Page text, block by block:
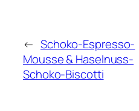
← Schoko-Espresso-
Mousse & Haselnuss-
Schoko-Biscotti